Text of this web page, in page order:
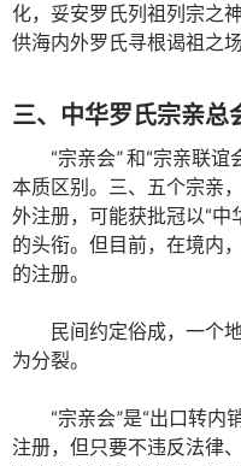
化，妥安罗氏列祖列宗之
供海内外罗氏寻根谒祖之
三、中华罗氏宗亲总
“宗亲会” 和“宗亲联
本质区别。三、五个宗亲
外注册，可能获批冠以“中
的头衔。但目前，在境内
的注册。
民间约定俗成，一个
为分裂。
“宗亲会”是“出口转内
注册，但只要不违反法律